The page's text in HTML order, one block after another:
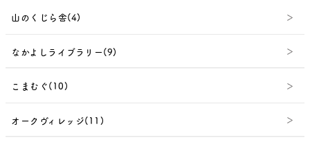
山のくじら舎(4)
なかよしライブラリー(9)
こまむぐ(10)
オークヴィレッジ(11)